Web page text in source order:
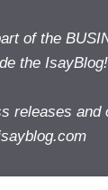
of the
the
releases and